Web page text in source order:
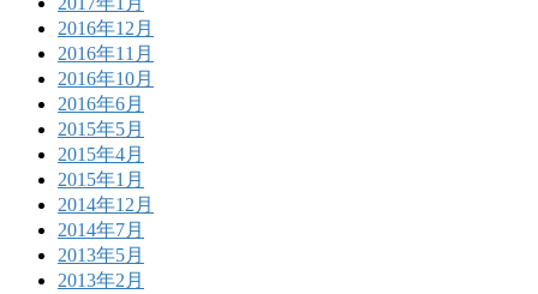
2016年12月
2016年11月
2016年10月
2016年6月
2015年5月
2015年4月
2015年1月
2014年12月
2014年7月
2013年5月
2013年2月